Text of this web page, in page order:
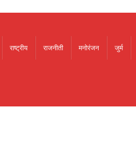
राष्ट्रीय राजनीती मनोरंजन जुर्म